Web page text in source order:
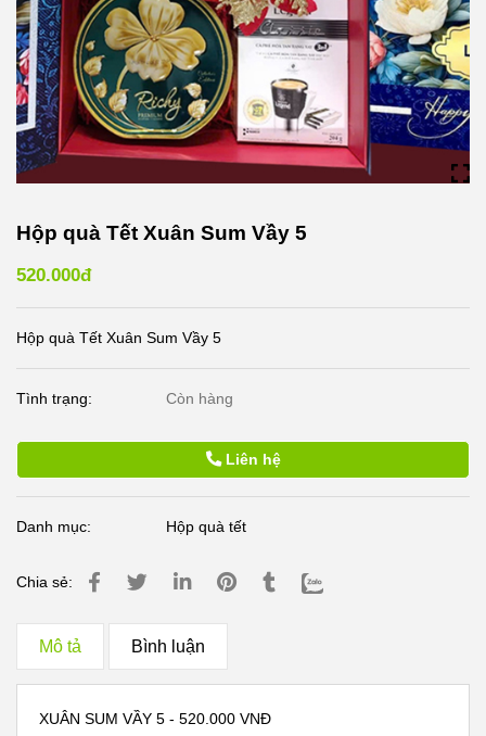
Hộp quà Tết Xuân Sum Vầy 5
520.000đ
Hộp quà Tết Xuân Sum Vầy 5
Tình trạng: Còn hàng
Liên hệ
Danh mục: Hộp quà tết
Chia sẻ:
Mô tả Bình luận
XUÂN SUM VẦY 5 - 520.000 VNĐ